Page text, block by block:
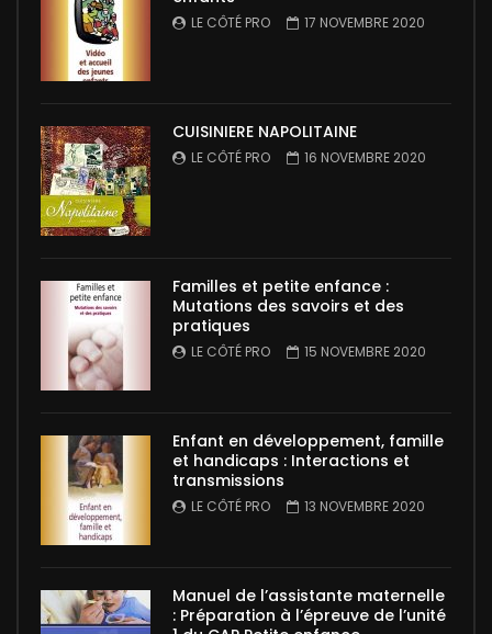
LE CÔTÉ PRO 17 NOVEMBRE 2020
CUISINIERE NAPOLITAINE
LE CÔTÉ PRO 16 NOVEMBRE 2020
Familles et petite enfance :
Mutations des savoirs et des
pratiques
LE CÔTÉ PRO 15 NOVEMBRE 2020
Enfant en développement, famille
et handicaps : Interactions et
transmissions
LE CÔTÉ PRO 13 NOVEMBRE 2020
Manuel de l’assistante maternelle
: Préparation à l’épreuve de l’unité